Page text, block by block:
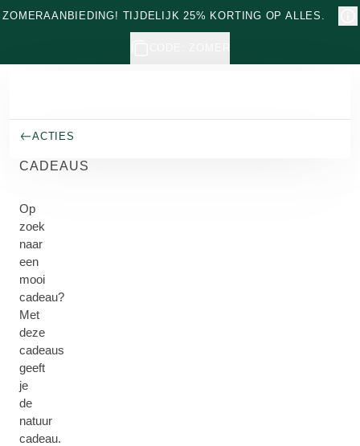
Naar hoofdinhoud gaan
ZOMERAANBIEDING! TIJDELIJK 25% KORTING OP ALLES.
ACTIES
CADEAUS
Op
zoek
naar
een
mooi
cadeau?
Met
deze
cadeaus
geeft
je
de
natuur
cadeau.